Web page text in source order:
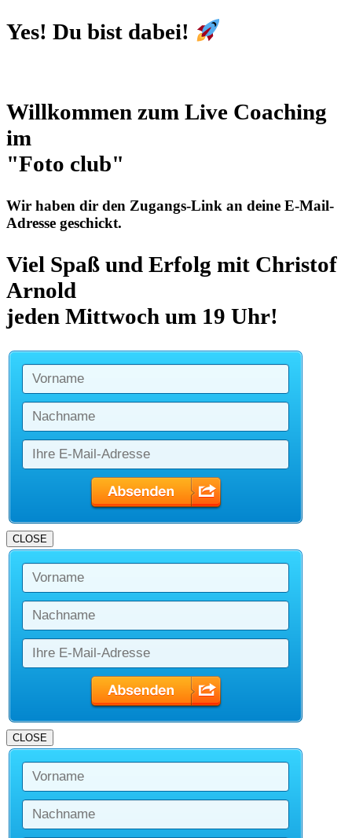
Yes! Du bist dabei!
Willkommen zum Live Coaching
im
"Foto club"
Wir haben dir den Zugangs-Link an deine E-Mail-
Adresse geschickt.
Viel Spaß und Erfolg mit Christof
Arnold
jeden Mittwoch um 19 Uhr!
CLOSE
CLOSE